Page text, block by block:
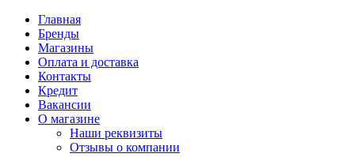
Главная
Бренды
Магазины
Оплата и доставка
Контакты
Кредит
Вакансии
О магазине
Наши реквизиты
Отзывы о компании